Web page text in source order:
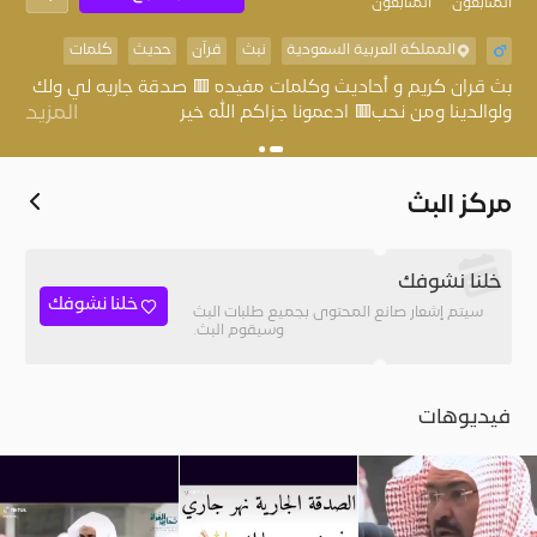
المُتابعون المتابعون
المملكة العربية السعودية نبث قرآن حديث كلمات
بث قران كريم و أحاديث وكلمات مفيده 🟥 صدقة جاريه لي ولك
ولوالدينا ومن نحب🟥 ادعمونا جزاكم الله خير
المزيد
مركز البث
خلنا نشوفك
سيتم إشعار صانع المحتوى بجميع طلبات البث
وسيقوم البث.
خلنا نشوفك
فيديوهات